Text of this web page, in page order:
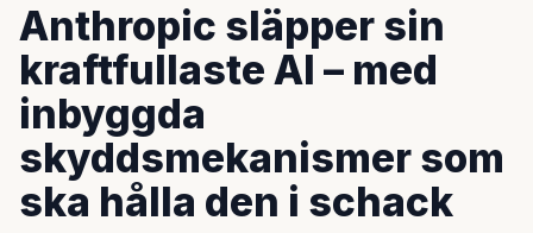
Anthropic släpper sin
kraftfullaste AI – med
inbyggda
skyddsmekanismer som
ska hålla den i schack